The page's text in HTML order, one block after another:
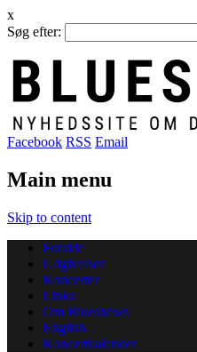
x
Søg efter:
Facebook RSS Email
Main menu
Skip to content
Forside
Udgivelser
Koncerter
Links
Om Bluesnews
English
Koncertkalender